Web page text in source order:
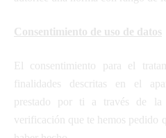
Consentimiento de uso de datos
El consentimiento para el
finalidades descritas en el
prestado por ti a través de la
verificación que te hemos pedido